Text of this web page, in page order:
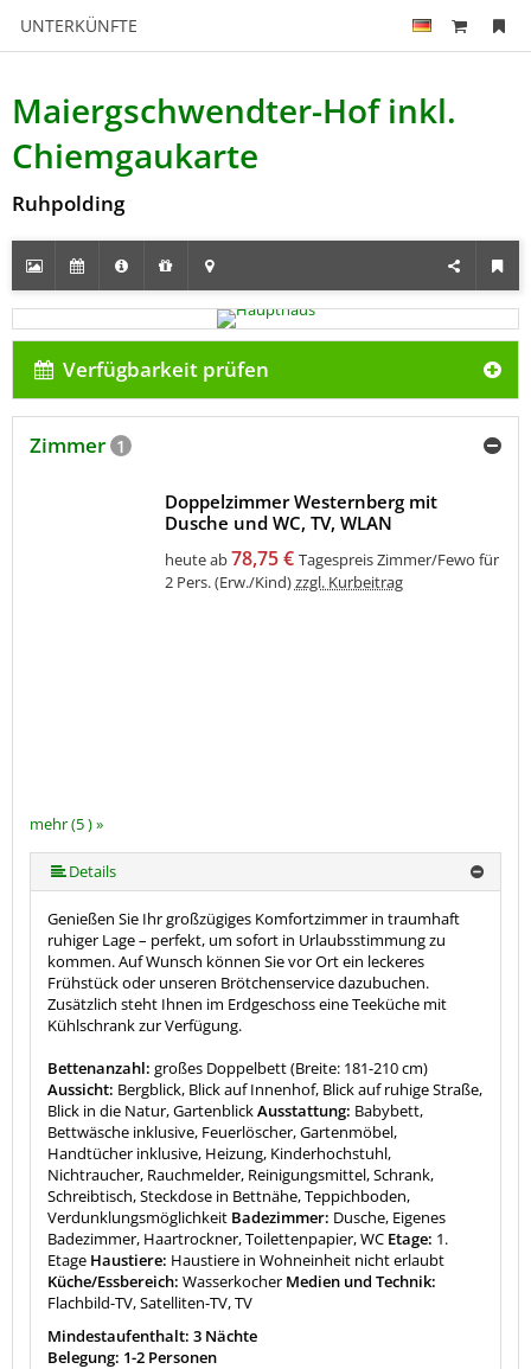
UNTERKÜNFTE
Maiergschwendter-Hof inkl.
Chiemgaukarte
Ruhpolding
Verfügbarkeit prüfen
Zimmer 1
mehr (5 ) »
mehr (5 ) »
Doppelzimmer Westernberg mit
Dusche und WC, TV, WLAN
heute ab78,75 € Tagespreis Zimmer/Fewo für
2 Pers. (Erw./Kind)zzgl. Kurbeitrag
Details
Genießen Sie Ihr großzügiges Komfortzimmer in traumhaft
ruhiger Lage – perfekt, um sofort in Urlaubsstimmung zu
kommen. Auf Wunsch können Sie vor Ort ein leckeres
Frühstück oder unseren Brötchenservice dazubuchen.
Zusätzlich steht Ihnen im Erdgeschoss eine Teeküche mit
Kühlschrank zur Verfügung.
Bettenanzahl: großes Doppelbett (Breite: 181-210 cm)
Aussicht: Bergblick, Blick auf Innenhof, Blick auf ruhige Straße,
Blick in die Natur, GartenblickAusstattung: Babybett,
Bettwäsche inklusive, Feuerlöscher, Gartenmöbel,
Handtücher inklusive, Heizung, Kinderhochstuhl,
Nichtraucher, Rauchmelder, Reinigungsmittel, Schrank,
Schreibtisch, Steckdose in Bettnähe, Teppichboden,
Verdunklungsmöglichkeit Badezimmer: Dusche, Eigenes
Badezimmer, Haartrockner, Toilettenpapier, WC Etage: 1.
Etage Haustiere: Haustiere in Wohneinheit nicht erlaubt
Küche/Essbereich: Wasserkocher Medien und Technik:
Flachbild-TV, Satelliten-TV, TV
Mindestaufenthalt: 3 Nächte
Belegung: 1-2 Personen